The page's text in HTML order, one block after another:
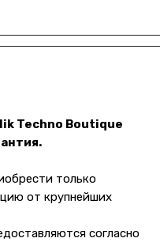
Techno Boutique
только
от крупнейших
согласно